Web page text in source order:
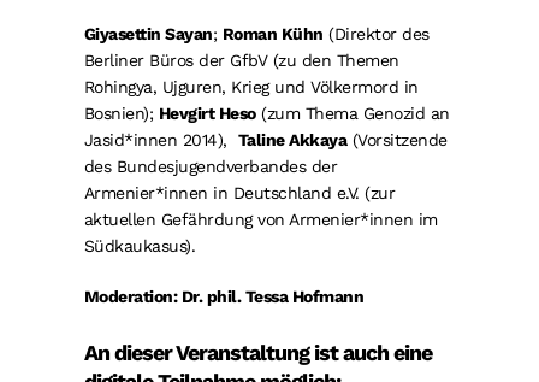
Giyasettin Sayan; Roman Kühn (Direktor des
Berliner Büros der GfbV (zu den Themen
Rohingya, Ujguren, Krieg und Völkermord in
Bosnien); Hevgirt Heso(zum Thema Genozid an
Jasid*innen 2014), Taline Akkaya(Vorsitzende
des Bundesjugendverbandes der
Armenier*innen in Deutschland e.V. (zur
aktuellen Gefährdung von Armenier*innen im
Südkaukasus).
Moderation: Dr. phil. Tessa Hofmann
An dieser Veranstaltung ist auch eine